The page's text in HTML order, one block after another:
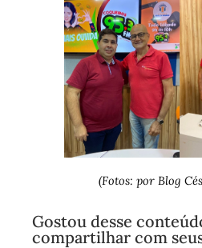
(Fotos: por Blog
Gostou desse
compartilhar com